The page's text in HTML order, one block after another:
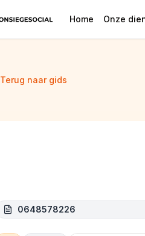
Home Onze
Terug naar gids
0648578226